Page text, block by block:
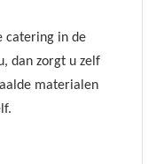
catering in de
dan zorgt u zelf
materialen